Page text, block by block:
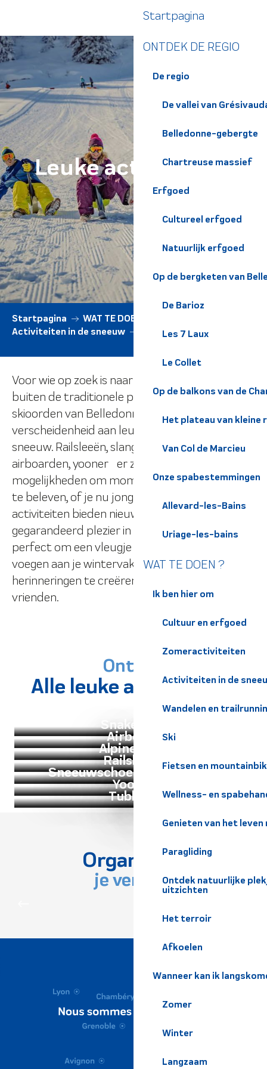
contenu
principal
Startpagina
ONTDEK DE REGIO
De regio
De vallei van
Belledonne-gebergte
Chartreuse massief
Erfgoed
Cultureel erfgoed
Natuurlijk erfgoed
Op de bergketen van
De Barioz
Les 7 Laux
Le Collet
Op de balkons van de
Het plateau van kleine
Van Col de Marcieu
Onze spabestemmingen
Allevard-les-Bains
Uriage-les-bains
WAT TE DOEN ?
Ik ben hier om
Cultuur en erfgoed
Zomeractiviteiten
Activiteiten in de
Wandelen en
Ski
Fietsen en
Wellness- en
Genieten van het
Paragliding
Ontdek natuurlijke
uitzichten
Het terroir
Afkoelen
Wanneer kan ik
Zomer
Winter
Langzaam
Leuke activiteiten
Startpagina WAT TE DOEN
Activiteiten in de sneeuw
Leuke activiteiten
Voor wie op zoek is naar unieke ervaringen
buiten de traditionele pistes, bieden de
skioorden van Belledonne en Chartreuse een
verscheidenheid aan leuke activiteiten in de
sneeuw. Railsleeën, slangenglijden, tubing,
airboarden, yooner… er zijn zoveel
mogelijkheden om momenten van puur plezier
te beleven, of je nu jong of oud bent. Deze
activiteiten bieden nieuwe sensaties en
gegarandeerd plezier in een veilige omgeving,
perfect om een vleugje originaliteit toe te
voegen aan je wintervakantie en onvergetelijke
herinneringen te creëren met familie en
vrienden.
Ontdek
Alle leuke activiteiten
SnakeGliss
Airboard
Alpineskiën
Railsleeën
Sneeuwschoenwandelingen
Yooner
Tubbing
Organiseer
je verblijf
WAT TE DOEN